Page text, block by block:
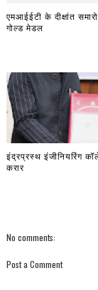
एमआईईटी के दीक्षांत
गोल्ड मेडल
इंद्रप्रस्थ इंजीनियरिंग
करार
No comments:
Post a Comment